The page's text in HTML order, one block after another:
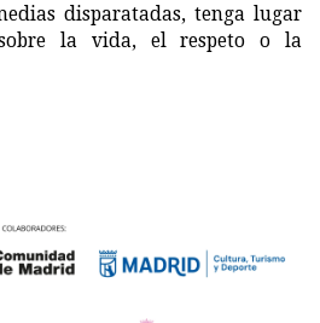
disparatadas, tenga lugar
la vida, el respeto o la